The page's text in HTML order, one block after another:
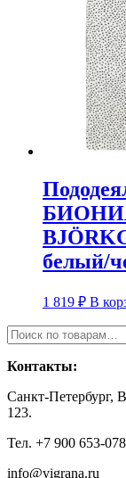
белый/
1 819 ₽ В
Искать:
Контакты:
Санкт-Петербург,
123.
Тел. +7 900 653-
info@vigrana.ru